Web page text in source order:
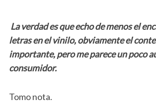
La verdad es que echo de menos el
letras en el vinilo, obviamente el
importante, pero me parece un poco
consumidor.
Tomo nota.